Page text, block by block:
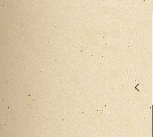
タに預かった
円！？ネットオークシ